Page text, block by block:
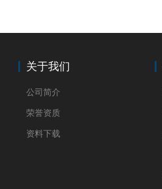
关于我们
公司简介
荣誉资质
资料下载